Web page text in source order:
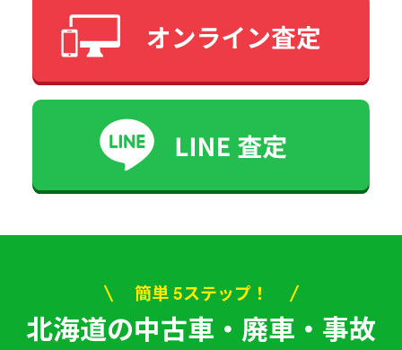
簡単 5ステップ！
北海道の中古車・廃車・事故